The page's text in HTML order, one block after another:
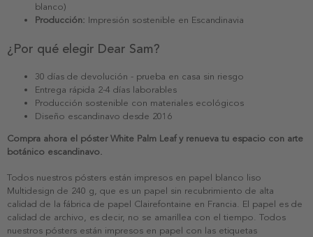
blanco)
Producción: Impresión sostenible en Escandinavia
¿Por qué elegir Dear Sam?
30 días de devolución - prueba en casa sin riesgo
Entrega rápida 2-4 días laborables
Producción sostenible con materiales ecológicos
Diseño escandinavo desde 2016
Compra ahora el póster White Palm Leaf y renueva tu espacio con arte
botánico escandinavo.
Todos nuestros pósters están impresos en papel blanco liso
Multidesign de 240 g, que es un papel sin recubrimiento de alta
calidad de la fábrica de papel Clairefontaine en Francia. El papel es de
calidad de archivo, es decir, no se amarillea con el tiempo. Todos
nuestros pósters están impresos en papel con las etiquetas